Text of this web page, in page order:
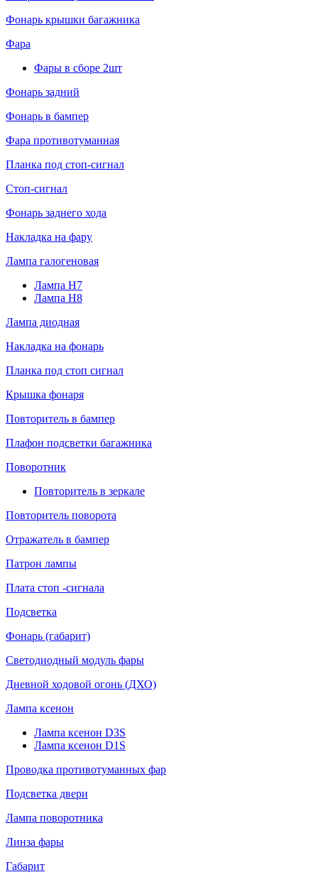
Фонарь крышки багажника
Фара
Фары в сборе 2шт
Фонарь задний
Фонарь в бампер
Фара противотуманная
Планка под стоп-сигнал
Стоп-сигнал
Фонарь заднего хода
Накладка на фару
Лампа галогеновая
Лампа H7
Лампа H8
Лампа диодная
Накладка на фонарь
Планка под стоп сигнал
Крышка фонаря
Повторитель в бампер
Плафон подсветки багажника
Поворотник
Повторитель в зеркале
Повторитель поворота
Отражатель в бампер
Патрон лампы
Плата стоп -сигнала
Подсветка
Фонарь (габарит)
Светодиодный модуль фары
Дневной ходовой огонь (ДХО)
Лампа ксенон
Лампа ксенон D3S
Лампа ксенон D1S
Проводка противотуманных фар
Подсветка двери
Лампа поворотника
Линза фары
Габарит